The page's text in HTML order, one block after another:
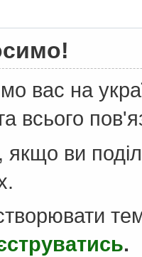
вас на
всього
якщо ви
.